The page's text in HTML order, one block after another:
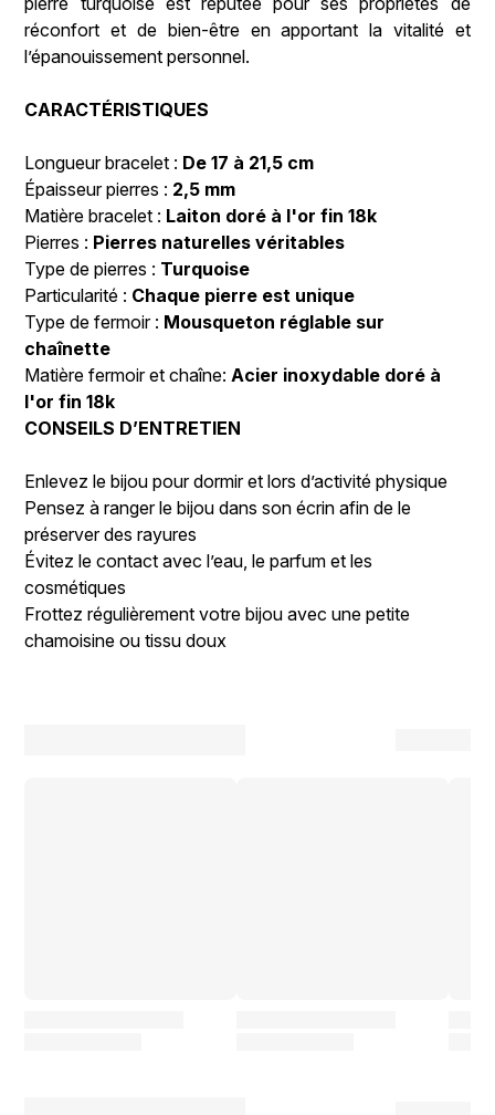
réconfort et de bien-être en apportant la vitalité et
l’épanouissement personnel.
CARACTÉRISTIQUES
Longueur bracelet : De 17 à 21,5 cm
Épaisseur pierres : 2,5 mm
Matière bracelet : Laiton doré à l'or fin 18k
Pierres : Pierres naturelles véritables
Type de pierres : Turquoise
Particularité : Chaque pierre est unique
Type de fermoir : Mousqueton réglable sur
chaînette
Matière fermoir et chaîne:Acier inoxydable doré à
l'or fin 18k
CONSEILS D’ENTRETIEN
Enlevez le bijou pour dormir et lors d’activité physique
Pensez à ranger le bijou dans son écrin afin de le
préserver des rayures
Évitez le contact avec l’eau, le parfum et les
cosmétiques
Frottez régulièrement votre bijou avec une petite
chamoisine ou tissu doux